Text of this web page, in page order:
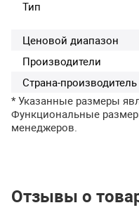
Тип
Ценовой диапазон
Производители
Страна-производитель
* Указанные размеры
Функциональные
менеджеров.
Отзывы о